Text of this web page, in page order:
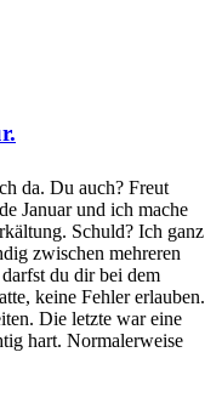
da. Du auch? Freut
Januar und ich mache
Schuld? Ich ganz
zwischen mehreren
du dir bei dem
keine Fehler erlauben.
Die letzte war eine
hart. Normalerweise